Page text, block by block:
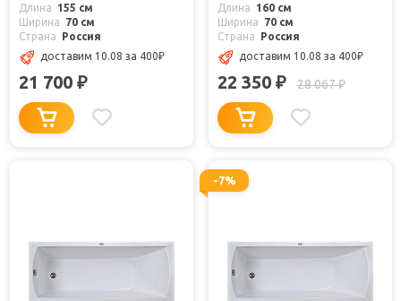
Длина
155 см
Ширина
70 см
Страна
Россия
доставим 10.08 за 400₽
21 700 ₽
Длина
160 см
Ширина
70 см
Страна
Россия
доставим 10.08 за 400₽
22 350 ₽ 28 067₽
-7%